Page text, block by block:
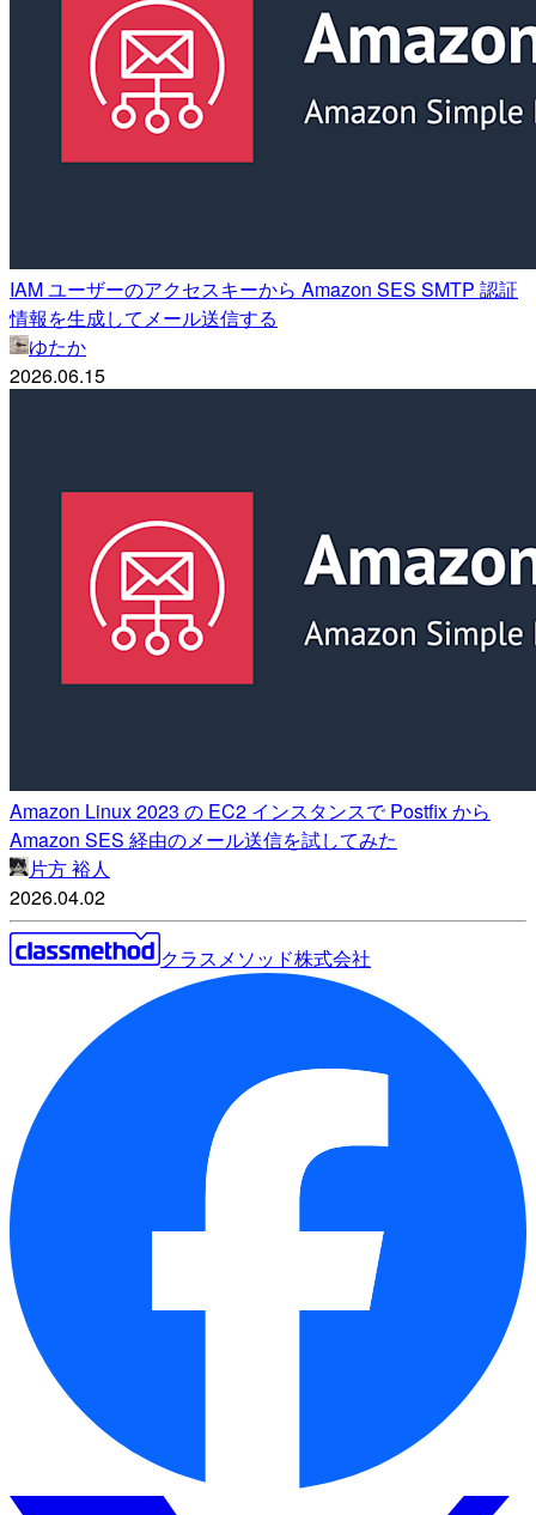
IAM ユーザーのアクセスキーから Amazon SES SMTP 認証
情報を生成してメール送信する
ゆたか
2026.06.15
Amazon Linux 2023 の EC2 インスタンスで Postfix から
Amazon SES 経由のメール送信を試してみた
片方 裕人
2026.04.02
クラスメソッド株式会社